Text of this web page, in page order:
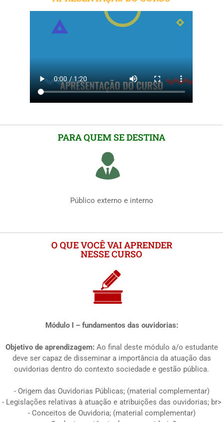
PARA QUEM SE DESTINA
Público externo e interno
O QUE VOCÊ VAI APRENDER
NESSE CURSO
Módulo I – fundamentos das ouvidorias:
Objetivo de aprendizagem:Ao final deste módulo a/o estudante
deve ser capaz de disseminar a importância da atuação das
ouvidorias dentro do contexto sociedade e gestão pública.
- Origem das Ouvidorias Públicas; (material complementar)
- Legislações relativas à atuação e atribuições das ouvidorias; br>
- Conceitos de Ouvidoria; (material complementar)